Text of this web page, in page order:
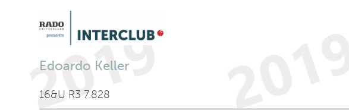
Edoardo Keller
16&U R3 7.828